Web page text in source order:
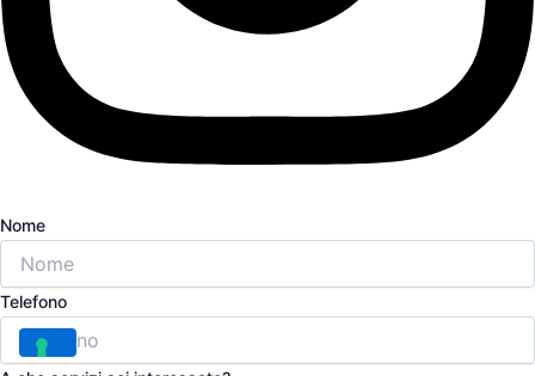
Nome
Telefono